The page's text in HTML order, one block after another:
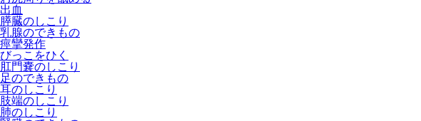
出血
膵臓のしこり
乳腺のできもの
痙攣発作
びっこをひく
肛門嚢のしこり
足のできもの
耳のしこり
肢端のしこり
肺のしこり